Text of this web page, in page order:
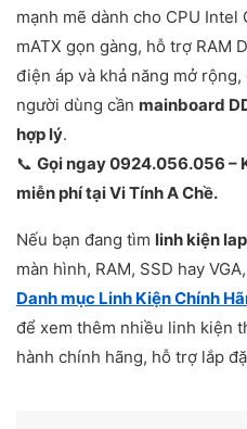
mạnh mẽ dành cho CPU Intel
mATX gọn gàng, hỗ trợ RAM
điện áp và khả năng mở
người dùng cần mainboard
hợp lý.
📞 Gọi ngay 0924.056.056 –
miễn phí tại Vi Tính A Chề.
Nếu bạn đang tìm linh kiện
màn hình, RAM, SSD hay
Danh mục Linh Kiện Chính
để xem thêm nhiều linh kiện
hành chính hãng, hỗ trợ lắp